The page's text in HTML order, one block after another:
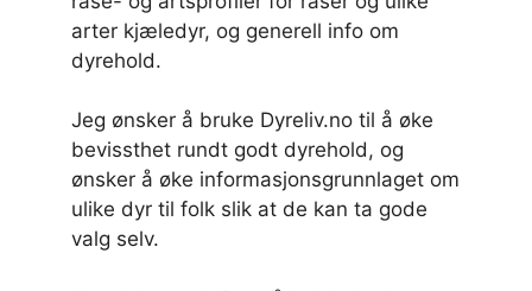
arter kjæledyr, og generell info om
dyrehold.
Jeg ønsker å bruke Dyreliv.no til å øke
bevissthet rundt godt dyrehold, og
ønsker å øke informasjonsgrunnlaget om
ulike dyr til folk slik at de kan ta gode
valg selv.